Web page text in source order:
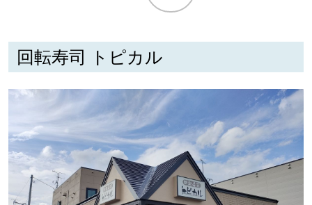
深める
ゆるむ
SitakkeTV
LOCAL ローカルエリア
回転寿司 トピカル